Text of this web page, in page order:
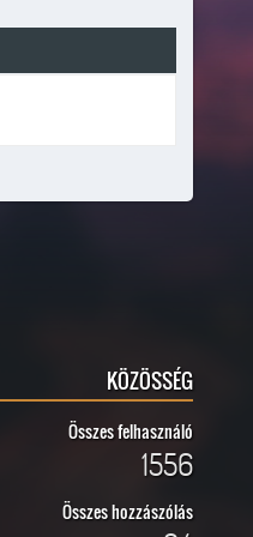
KÖZÖSSÉG
Összes felhasználó
1556
Összes hozzászólás